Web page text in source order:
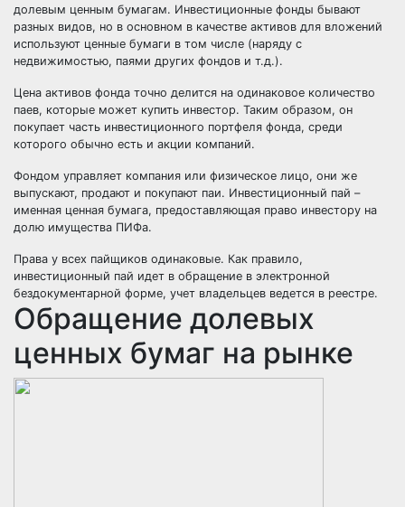
долевым ценным бумагам. Инвестиционные фонды бывают
разных видов, но в основном в качестве активов для вложений
используют ценные бумаги в том числе (наряду с
недвижимостью, паями других фондов и т.д.).
Цена активов фонда точно делится на одинаковое количество
паев, которые может купить инвестор. Таким образом, он
покупает часть инвестиционного портфеля фонда, среди
которого обычно есть и акции компаний.
Фондом управляет компания или физическое лицо, они же
выпускают, продают и покупают паи. Инвестиционный пай –
именная ценная бумага, предоставляющая право инвестору на
долю имущества ПИФа.
Права у всех пайщиков одинаковые. Как правило,
инвестиционный пай идет в обращение в электронной
бездокументарной форме, учет владельцев ведется в реестре.
Обращение долевых
ценных бумаг на рынке